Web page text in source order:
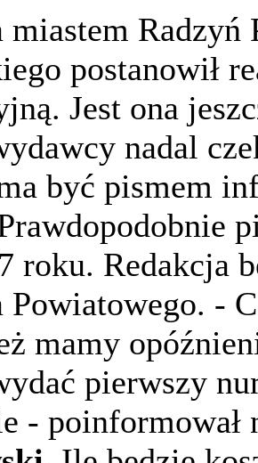
miastem Radzyń
postanowił
Jest ona
nadal
być pismem
roku. Redakcja
Powiatowego. -
mamy
pierwszy
-